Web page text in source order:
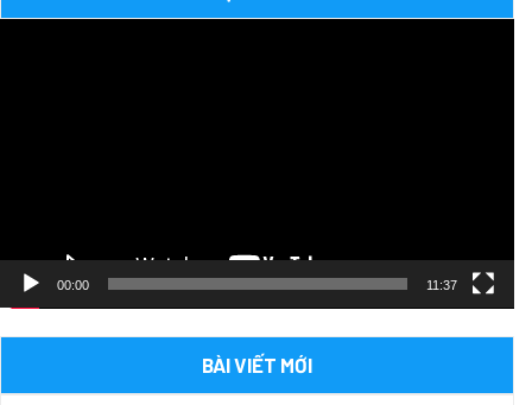
00:00 11:37
BÀI VIẾT MỚI